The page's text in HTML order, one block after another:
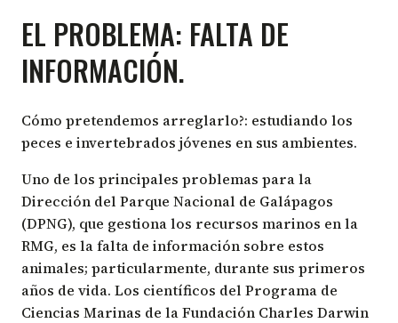
EL PROBLEMA: FALTA DE
INFORMACIÓN.
Cómo pretendemos arreglarlo?: estudiando los
peces e invertebrados jóvenes en sus ambientes.
Uno de los principales problemas para la
Dirección del Parque Nacional de Galápagos
(DPNG), que gestiona los recursos marinos en la
RMG, es la falta de información sobre estos
animales; particularmente, durante sus primeros
años de vida. Los científicos del Programa de
Ciencias Marinas de la Fundación Charles Darwin